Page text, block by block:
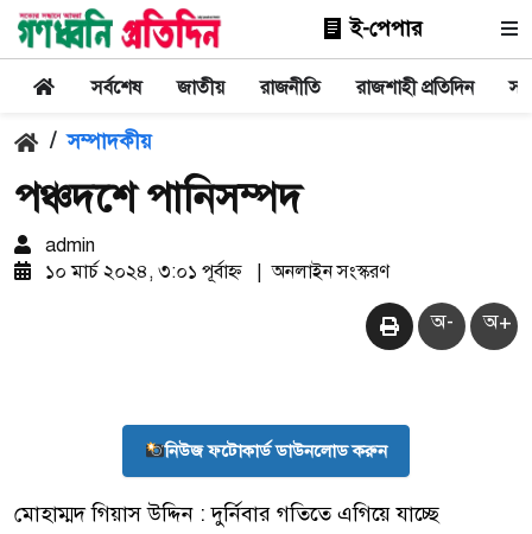
ই-পেপার
সর্বশেষ জাতীয় রাজনীতি রাজশাহী প্রতিদিন
/ সম্পাদকীয়
পঞ্চদশে পানিসম্পদ
admin
১০ মার্চ ২০২৪, ৩:০১ পূর্বাহ্ন
| অনলাইন সংস্করণ
অ- অ+
নিউজ ফটোকার্ড ডাউনলোড করুন
মোহাম্মদ গিয়াস উদ্দিন : দুর্নিবার গতিতে এগিয়ে যাচ্ছে